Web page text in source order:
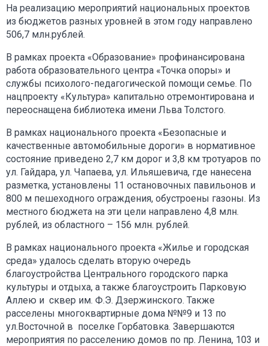
На реализацию мероприятий национальных проектов
из бюджетов разных уровней в этом году направлено
506,7 млн.рублей.
В рамках проекта «Образование» профинансирована
работа образовательного центра «Точка опоры» и
службы психолого-педагогической помощи семье. По
нацпроекту «Культура» капитально отремонтирована и
переоснащена библиотека имени Льва Толстого.
В рамках национального проекта «Безопасные и
качественные автомобильные дороги» в нормативное
состояние приведено 2,7 км дорог и 3,8 км тротуаров по
ул. Гайдара, ул. Чапаева, ул. Ильяшевича, где нанесена
разметка, установлены 11 остановочных павильонов и
800 м пешеходного ограждения, обустроены газоны. Из
местного бюджета на эти цели направлено 4,8 млн.
рублей, из областного – 156 млн. рублей.
В рамках национального проекта «Жилье и городская
среда» удалось сделать вторую очередь
благоустройства Центрального городского парка
культуры и отдыха, а также благоустроить Парковую
Аллею и сквер им. Ф.Э. Дзержинского. Также
расселены многоквартирные дома №№9 и 13 по
ул.Восточной в поселке Горбатовка. Завершаются
мероприятия по расселению домов по пр. Ленина, 103 и